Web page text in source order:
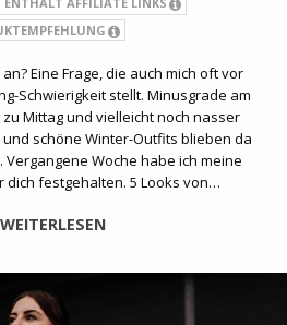
Eine Frage, die auch mich oft vor
Schwierigkeit stellt. Minusgrade am
Mittag und vielleicht noch nasser
schöne Winter-Outfits blieben da
Woche habe ich meine
dich festgehalten. 5 Looks von…